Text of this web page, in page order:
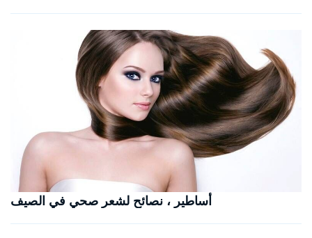
أساطير ، نصائح لشعر صحي في الصيف